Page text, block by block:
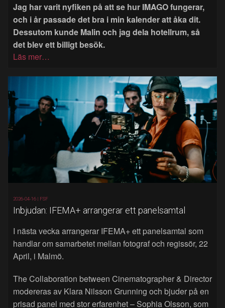
Jag har varit nyfiken på att se hur IMAGO fungerar,
och i år passade det bra i min kalender att åka dit.
Dessutom kunde Malin och jag dela hotellrum, så
det blev ett billigt besök.
Läs mer…
2026-04-16 | FSF
Inbjudan: IFEMA+ arrangerar ett panelsamtal
I nästa vecka arrangerar IFEMA+ ett panelsamtal som
handlar om samarbetet mellan fotograf och regissör, 22
April, i Malmö.
The Collaboration between Cinematographer & Director
modereras av Klara Nilsson Grunning och bjuder på en
prisad panel med stor erfarenhet – Sophia Olsson, som